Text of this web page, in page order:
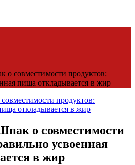
о совместимости продуктов:
пища откладывается в жир
о совместимости
усвоенная
в жир